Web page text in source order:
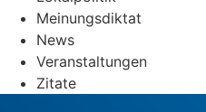
Meinungsdiktat
News
Veranstaltungen
Zitate